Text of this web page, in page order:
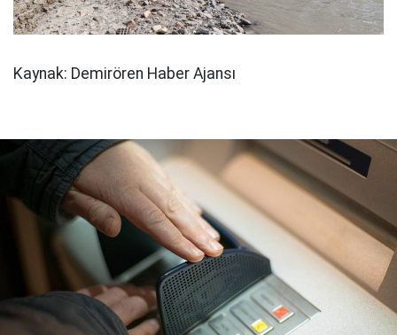
Kaynak: Demirören Haber Ajansı